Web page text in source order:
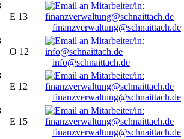
E 13
finanzverwaltung@schnaittach.de
O 12
info@schnaittach.de
E 12
finanzverwaltung@schnaittach.de
E 15
finanzverwaltung@schnaittach.de